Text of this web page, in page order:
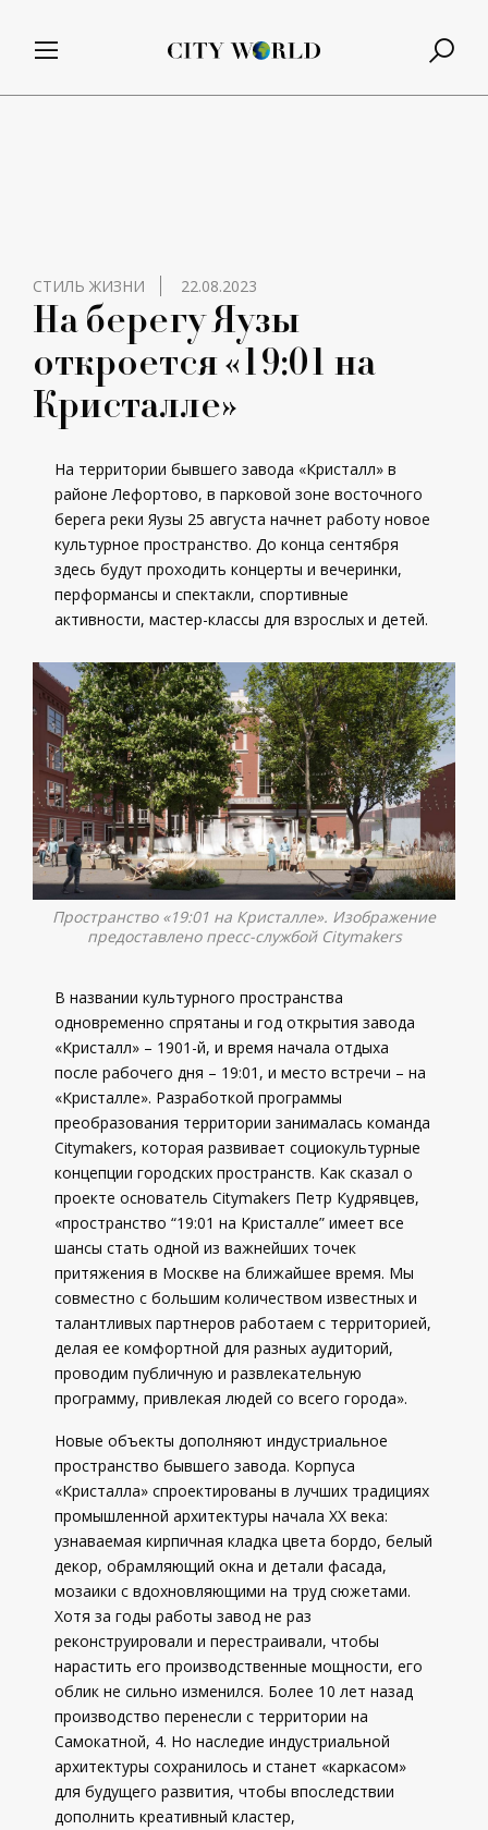
СТИЛЬ ЖИЗНИ 22.08.2023
На берегу Яузы
откроется «19:01 на
Кристалле»
На территории бывшего завода «Кристалл» в
районе Лефортово, в парковой зоне восточного
берега реки Яузы 25 августа начнет работу новое
культурное пространство. До конца сентября
здесь будут проходить концерты и вечеринки,
перформансы и спектакли, спортивные
активности, мастер-классы для взрослых и детей.
Пространство «19:01 на Кристалле». Изображение
предоставлено пресс-службой Citymakers
В названии культурного пространства
одновременно спрятаны и год открытия завода
«Кристалл» – 1901-й, и время начала отдыха
после рабочего дня – 19:01, и место встречи – на
«Кристалле». Разработкой программы
преобразования территории занималась команда
Citymakers, которая развивает социокультурные
концепции городских пространств. Как сказал о
проекте основатель Citymakers Петр Кудрявцев,
«пространство “19:01 на Кристалле” имеет все
шансы стать одной из важнейших точек
притяжения в Москве на ближайшее время. Мы
совместно с большим количеством известных и
талантливых партнеров работаем с территорией,
делая ее комфортной для разных аудиторий,
проводим публичную и развлекательную
программу, привлекая людей со всего города».
Новые объекты дополняют индустриальное
пространство бывшего завода. Корпуса
«Кристалла» спроектированы в лучших традициях
промышленной архитектуры начала ХХ века:
узнаваемая кирпичная кладка цвета бордо, белый
декор, обрамляющий окна и детали фасада,
мозаики с вдохновляющими на труд сюжетами.
Хотя за годы работы завод не раз
реконструировали и перестраивали, чтобы
нарастить его производственные мощности, его
облик не сильно изменился. Более 10 лет назад
производство перенесли с территории на
Самокатной, 4. Но наследие индустриальной
архитектуры сохранилось и станет «каркасом»
для будущего развития, чтобы впоследствии
дополнить креативный кластер,